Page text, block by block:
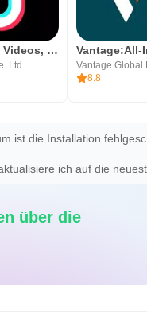
TikTok: Videos, Lives & Musik
Ltd.
8.8
ist die Installation
ich auf die
über die